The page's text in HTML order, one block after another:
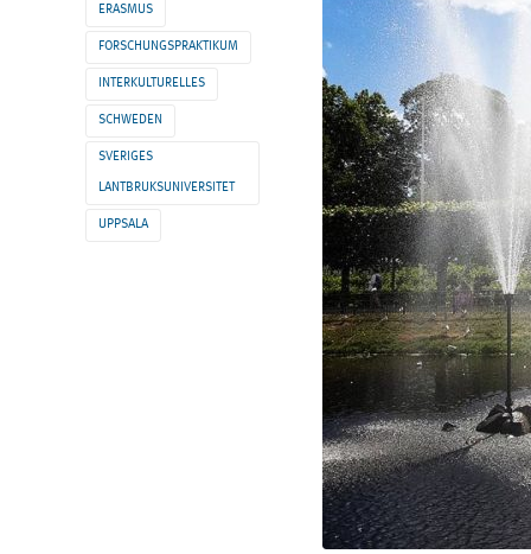
ERASMUS
FORSCHUNGSPRAKTIKUM
INTERKULTURELLES
SCHWEDEN
SVERIGES
LANTBRUKSUNIVERSITET
UPPSALA